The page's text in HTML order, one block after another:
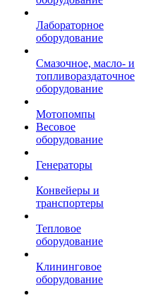
Лабораторное
оборудование
Смазочное, масло- и
топливораздаточное
оборудование
Мотопомпы
Весовое
оборудование
Генераторы
Конвейеры и
транспортеры
Тепловое
оборудование
Клининговое
оборудование